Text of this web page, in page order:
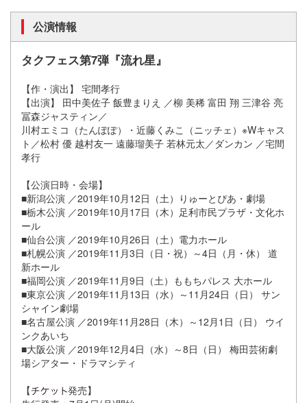
公演情報
タクフェス第7弾『流れ星』
【作・演出】 宅間孝行
【出演】 田中美佐子 飯豊まりえ ／柳 美稀 富田 翔 三津谷 亮
冨森ジャスティン／
川村エミコ（たんぽぽ）・近藤くみこ（ニッチェ）※Wキャス
ト／松村 優 越村友一 遠藤瑠美子 若林元太／ダンカン ／宅間
孝行
【公演日時・会場】
■新潟公演 ／2019年10月12日（土）りゅーとぴあ・劇場
■栃木公演 ／2019年10月17日（木）足利市民プラザ・文化ホ
ール
■仙台公演 ／2019年10月26日（土）電力ホール
■札幌公演 ／2019年11月3日（日・祝）～4日（月・休） 道
新ホール
■福岡公演 ／2019年11月9日（土）ももちパレス 大ホール
■東京公演 ／2019年11月13日（水）～11月24日（日） サン
シャイン劇場
■名古屋公演 ／2019年11月28日（木）～12月1日（日） ウイ
ンクあいち
■大阪公演 ／2019年12月4日（水）～8日（日） 梅田芸術劇
場シアター・ドラマシティ
【
発売】